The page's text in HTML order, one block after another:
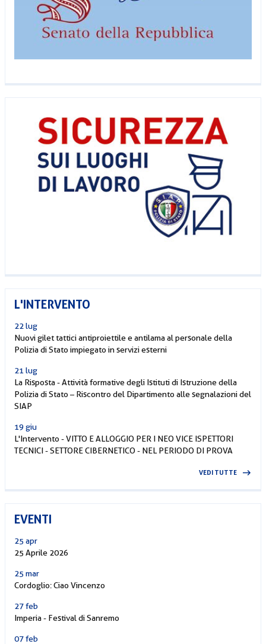
L'INTERVENTO
22 lug
Nuovi gilet tattici antiproiettile e antilama al personale della
Polizia di Stato impiegato in servizi esterni
21 lug
La Risposta - Attività formative degli Istituti di Istruzione della
Polizia di Stato – Riscontro del Dipartimento alle segnalazioni del
SIAP
19 giu
L'Intervento - VITTO E ALLOGGIO PER I NEO VICE ISPETTORI
TECNICI - SETTORE CIBERNETICO - NEL PERIODO DI PROVA
VEDI TUTTE
EVENTI
25 apr
25 Aprile 2026
25 mar
Cordoglio: Ciao Vincenzo
27 feb
Imperia - Festival di Sanremo
07 feb